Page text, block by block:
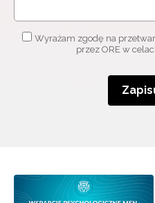
Wyrażam zgodę na
przez ORE w